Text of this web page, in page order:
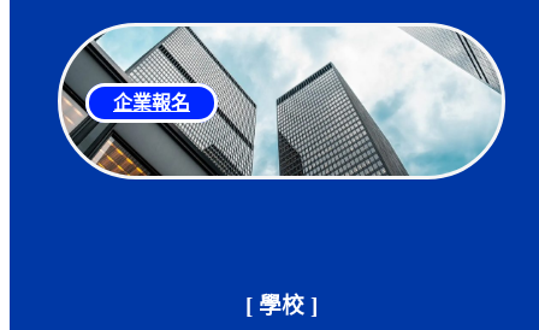
企業報名
[ 學校 ]